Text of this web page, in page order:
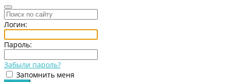
Логин:
Пароль:
Забыли пароль?
Запомнить меня